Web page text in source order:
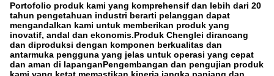
Portofolio produk kami yang komprehensif dan lebih dari 20
tahun pengetahuan industri berarti pelanggan dapat
mengandalkan kami untuk memberikan produk yang
inovatif, andal dan ekonomis.Produk Chenglei dirancang
dan diproduksi dengan komponen berkualitas dan
antarmuka pengguna yang jelas untuk operasi yang cepat
dan aman di lapanganPengembangan dan pengujian produk